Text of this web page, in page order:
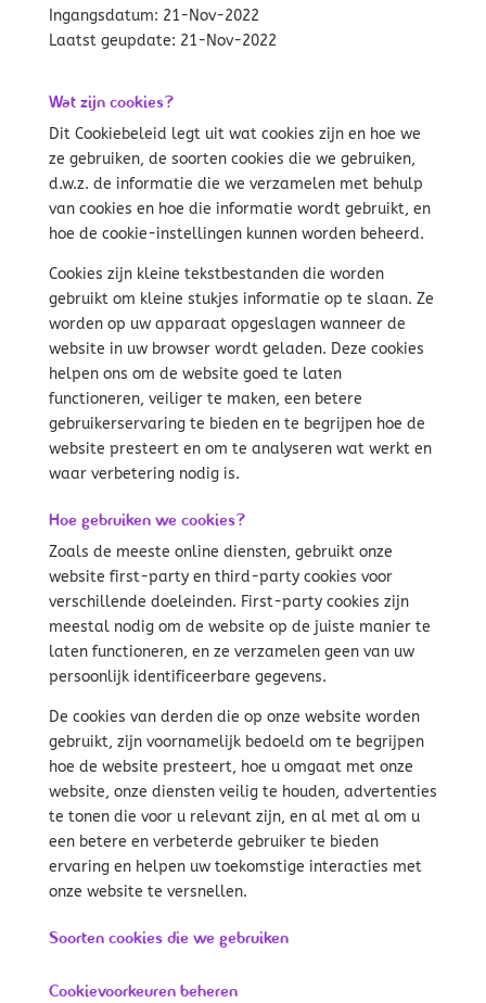
Ingangsdatum: 21-Nov-2022
Laatst geupdate: 21-Nov-2022
Wat zijn cookies?
Dit Cookiebeleid legt uit wat cookies zijn en hoe we
ze gebruiken, de soorten cookies die we gebruiken,
d.w.z. de informatie die we verzamelen met behulp
van cookies en hoe die informatie wordt gebruikt, en
hoe de cookie-instellingen kunnen worden beheerd.
Cookies zijn kleine tekstbestanden die worden
gebruikt om kleine stukjes informatie op te slaan. Ze
worden op uw apparaat opgeslagen wanneer de
website in uw browser wordt geladen. Deze cookies
helpen ons om de website goed te laten
functioneren, veiliger te maken, een betere
gebruikerservaring te bieden en te begrijpen hoe de
website presteert en om te analyseren wat werkt en
waar verbetering nodig is.
Hoe gebruiken we cookies?
Zoals de meeste online diensten, gebruikt onze
website first-party en third-party cookies voor
verschillende doeleinden. First-party cookies zijn
meestal nodig om de website op de juiste manier te
laten functioneren, en ze verzamelen geen van uw
persoonlijk identificeerbare gegevens.
De cookies van derden die op onze website worden
gebruikt, zijn voornamelijk bedoeld om te begrijpen
hoe de website presteert, hoe u omgaat met onze
website, onze diensten veilig te houden, advertenties
te tonen die voor u relevant zijn, en al met al om u
een betere en verbeterde gebruiker te bieden
ervaring en helpen uw toekomstige interacties met
onze website te versnellen.
Soorten cookies die we gebruiken
Cookievoorkeuren beheren